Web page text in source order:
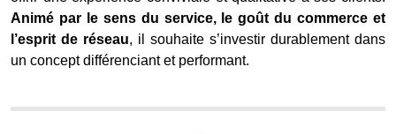
Animé par le sens du service, le goût du commerce et
l’esprit de réseau, il souhaite s’investir durablement dans
un concept différenciant et performant.